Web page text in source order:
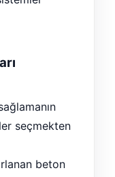
seçmekten
beton